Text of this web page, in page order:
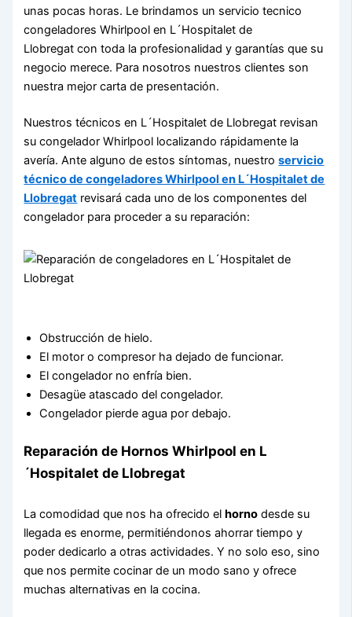
unas pocas horas. Le brindamos un servicio tecnico
congeladores Whirlpool en L´Hospitalet de
Llobregat con toda la profesionalidad y garantías que su
negocio merece. Para nosotros nuestros clientes son
nuestra mejor carta de presentación.
Nuestros técnicos en L´Hospitalet de Llobregat revisan
su congelador Whirlpool localizando rápidamente la
avería. Ante alguno de estos síntomas, nuestroservicio
técnico de congeladores Whirlpool en L´Hospitalet de
Llobregat revisará cada uno de los componentes del
congelador para proceder a su reparación:
Obstrucción de hielo.
El motor o compresor ha dejado de funcionar.
El congelador no enfría bien.
Desagüe atascado del congelador.
Congelador pierde agua por debajo.
Reparación de Hornos Whirlpool en L
´Hospitalet de Llobregat
La comodidad que nos ha ofrecido elhorno desde su
llegada es enorme, permitiéndonos ahorrar tiempo y
poder dedicarlo a otras actividades. Y no solo eso, sino
que nos permite cocinar de un modo sano y ofrece
muchas alternativas en la cocina.